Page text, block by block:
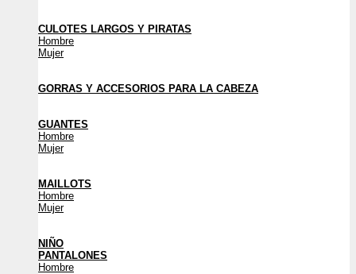
CULOTES LARGOS Y PIRATAS
Hombre
Mujer
GORRAS Y ACCESORIOS PARA LA CABEZA
GUANTES
Hombre
Mujer
MAILLOTS
Hombre
Mujer
NIÑO
PANTALONES
Hombre